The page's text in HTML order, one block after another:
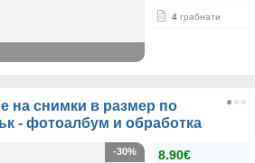
4 грабнати
на снимки в размер по
- фотоалбум и обработка
8.90€
-30%